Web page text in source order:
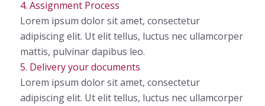
4. Assignment Process
Lorem ipsum dolor sit amet, consectetur
adipiscing elit. Ut elit tellus, luctus nec ullamcorper
mattis, pulvinar dapibus leo.
5. Delivery your documents
Lorem ipsum dolor sit amet, consectetur
adipiscing elit. Ut elit tellus, luctus nec ullamcorper